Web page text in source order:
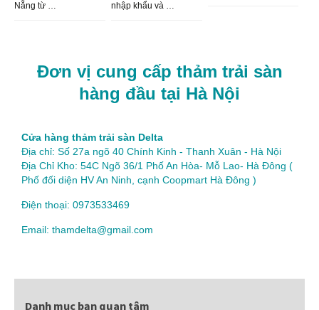
Nẵng từ …
nhập khẩu và …
Đơn vị cung cấp thảm trải sàn
hàng đầu tại Hà Nội
Cửa hàng thảm trải sàn Delta
Địa chỉ: Số 27a ngõ 40 Chính Kinh - Thanh Xuân - Hà Nội
Địa Chỉ Kho: 54C Ngõ 36/1 Phố An Hòa- Mỗ Lao- Hà Đông (
Phố đối diện HV An Ninh, cạnh Coopmart Hà Đông )
Điện thoại: 0973533469
Email: thamdelta@gmail.com
Danh mục bạn quan tâm